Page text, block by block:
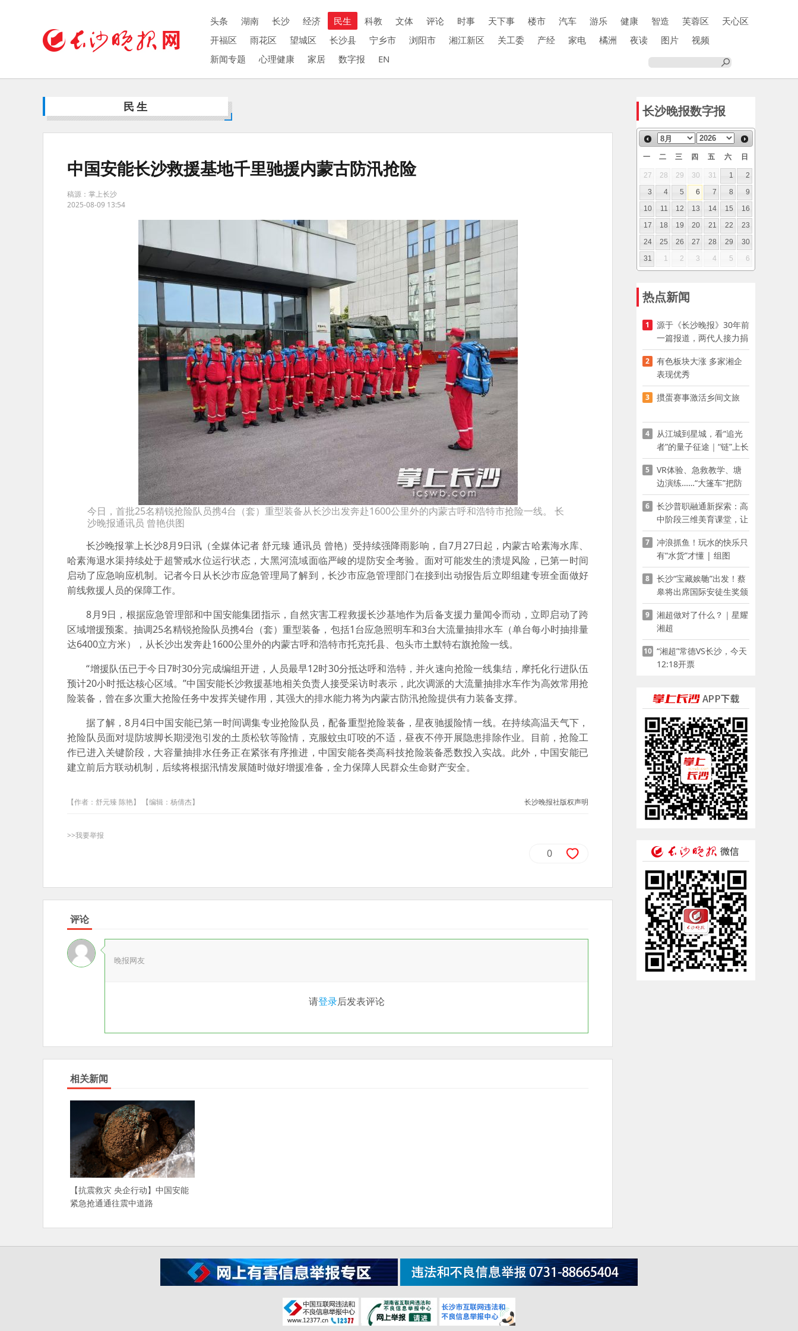
头条 湖南 长沙 经济 民生 科教 文体 评论 时事 天下事 楼市 汽车 游乐 健康 智造 芙蓉区
天心区
开福区
雨花区 望城区 长沙县 宁乡市 浏阳市 湘江新区 关工委 产经 家电 橘洲 夜读 图片
视频
新闻专题
心理健康 家居 数字报 EN
民生
中国安能长沙救援基地千里驰援内蒙古防汛抢险
稿源：掌上长沙
2025-08-09 13:54
今日，首批25名精锐抢险队员携4台（套）重型装备从长沙出发奔赴1600公里外的内蒙古呼和浩特市抢险一线。 长
沙晚报通讯员 曾艳供图
长沙晚报掌上长沙8月9日讯（全媒体记者 舒元臻 通讯员 曾艳）受持续强降雨影响，自7月27日起，内蒙古哈素海水库、
哈素海退水渠持续处于超警戒水位运行状态，大黑河流域面临严峻的堤防安全考验。面对可能发生的溃堤风险，已第一时间
启动了应急响应机制。记者今日从长沙市应急管理局了解到，长沙市应急管理部门在接到出动报告后立即组建专班全面做好
前线救援人员的保障工作。
8月9日，根据应急管理部和中国安能集团指示，自然灾害工程救援长沙基地作为后备支援力量闻令而动，立即启动了跨
区域增援预案。抽调25名精锐抢险队员携4台（套）重型装备，包括1台应急照明车和3台大流量抽排水车（单台每小时抽排量
达6400立方米），从长沙出发奔赴1600公里外的内蒙古呼和浩特市托克托县、包头市土默特右旗抢险一线。
“增援队伍已于今日7时30分完成编组开进，人员最早12时30分抵达呼和浩特，并火速向抢险一线集结，摩托化行进队伍
预计20小时抵达核心区域。”中国安能长沙救援基地相关负责人接受采访时表示，此次调派的大流量抽排水车作为高效常用抢
险装备，曾在多次重大抢险任务中发挥关键作用，其强大的排水能力将为内蒙古防汛抢险提供有力装备支撑。
据了解，8月4日中国安能已第一时间调集专业抢险队员，配备重型抢险装备，星夜驰援险情一线。在持续高温天气下，
抢险队员面对堤防坡脚长期浸泡引发的土质松软等险情，克服蚊虫叮咬的不适，昼夜不停开展隐患排除作业。目前，抢险工
作已进入关键阶段，大容量抽排水任务正在紧张有序推进，中国安能各类高科技抢险装备悉数投入实战。此外，中国安能已
建立前后方联动机制，后续将根据汛情发展随时做好增援准备，全力保障人民群众生命财产安全。
【作者：舒元臻 陈艳】 【编辑：杨倩杰】 长沙晚报社版权声明
>>我要举报
0
评论
晚报网友
请登录后发表评论
相关新闻
【抗震救灾 央企行动】中国安能
紧急抢通通往震中道路
长沙晚报数字报
一 二 三 四 五 六 日
27 28 29 30 31 1
2
3
4 5 6 7 8
9
10
11 12 13 14 15
16
17
18 19 20 21 22
23
24
25 26 27 28 29
30
31
1 2 3 4 5 6
热点新闻
1
源于《长沙晚报》30年前
一篇报道，两代人接力捐
资助学
2
有色板块大涨 多家湘企
表现优秀
3 掼蛋赛事激活乡间文旅
4
从江城到星城，看“追光
者”的量子征途｜“链”上长
沙 “才”够硬核
5
VR体验、急救教学、塘
边演练……“大篷车”把防
溺水课堂搬到乡村青少年
家门口
6
长沙普职融通新探索：高
中阶段三维美育课堂，让
少年向美而生
7
冲浪抓鱼！玩水的快乐只
有“水货”才懂 | 组图
8
长沙“宝藏娭毑”出发！蔡
皋将出席国际安徒生奖颁
奖典礼并领奖
9
湘超做对了什么？｜星耀
湘超
10 “湘超”常德VS长沙，今天
12:18开票